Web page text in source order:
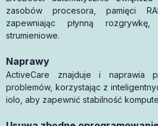
zasobów procesora, pamięci
zapewniając płynną
strumieniowe.
Naprawy
ActiveCare znajduje i naprawia
problemów, korzystając z
iolo, aby zapewnić stabilność